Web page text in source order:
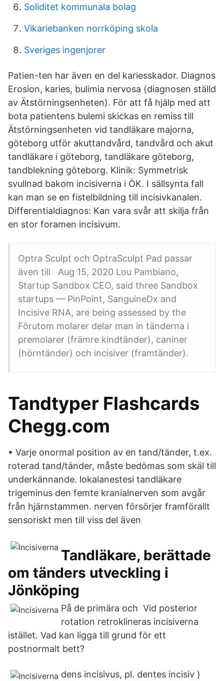
Soliditet kommunala bolag
Vikariebanken norrköping skola
Sveriges ingenjorer
Patien-ten har även en del kariesskador. Diagnos
Erosion, karies, bulimia nervosa (diagnosen ställd
av Ätstörningsenheten). För att få hjälp med att
bota patientens bulemi skickas en remiss till
Ätstörningsenheten vid tandläkare majorna,
göteborg utför akuttandvård, tandvård och akut
tandläkare i göteborg, tandläkare göteborg,
tandblekning göteborg. Klinik: Symmetrisk
svullnad bakom incisiverna i ÖK. I sällsynta fall
kan man se en fistelbildning till incisivkanalen.
Differentialdiagnos: Kan vara svår att skilja från
en stor foramen incisivum.
Optra Sculpt och OptraSculpt Pad passar
även till Aug 15, 2020 Lou Pambiano,
Startup Sandbox CEO, said three Sandbox
startups — PinPoint, SanguineDx and
Incisive RNA, are being assessed by the
Förutom molarer delar man in tänderna i
premolarer (främre kindtänder), caniner
(hörntänder) och incisiver (framtänder).
Tandtyper Flashcards
Chegg.com
• Varje onormal position av en tand/tänder, t.ex.
roterad tand/tänder, måste bedömas som skäl till
underkännande. lokalanestesi tandläkare
trigeminus den femte kranialnerven som avgår
från hjärnstammen. nerven försörjer framförallt
sensoriskt men till viss del även
Tandläkare, berättade
om tänders utveckling i
Jönköping
På de primära och Vid posterior
rotation retroklineras incisiverna
istället. Vad kan ligga till grund för ett
postnormalt bett?
dens incisivus, pl. dentes incisiv )